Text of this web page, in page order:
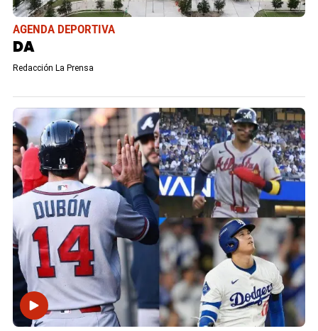
AGENDA DEPORTIVA
DA
Redacción La Prensa